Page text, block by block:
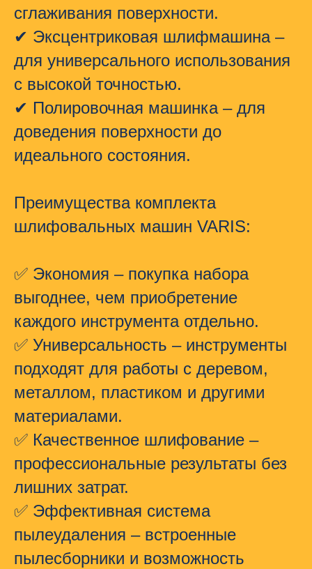
сглаживания поверхности.
✔ Эксцентриковая шлифмашина–
для универсального использования
с высокой точностью.
✔ Полировочная машинка – для
доведения поверхности до
идеального состояния.
Преимущества комплекта
шлифовальных машин VARIS:
✅ Экономия – покупка набора
выгоднее, чем приобретение
каждого инструмента отдельно.
✅ Универсальность – инструменты
подходят для работы с деревом,
металлом, пластиком и другими
материалами.
✅ Качественное шлифование –
профессиональные результаты без
лишних затрат.
✅ Эффективная система
пылеудаления – встроенные
пылесборники и возможность